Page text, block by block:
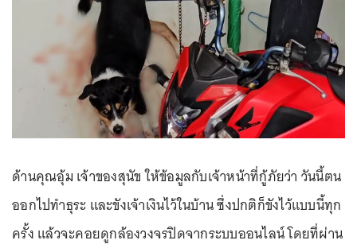
ด้านคุณอุ้ม เจ้าของสุนัข ให้ข้อมูลกับเจ้าหน้าที่กู้ภัยว่า วันนี้ตน
ออกไปทำธุระ และขังเจ้าเงินไว้ในบ้าน ซึ่งปกติก็ขังไว้แบบนี้ทุก
ครั้ง แล้วจะคอยดูกล้องวงจรปิดจากระบบออนไลน์ โดยที่ผ่าน